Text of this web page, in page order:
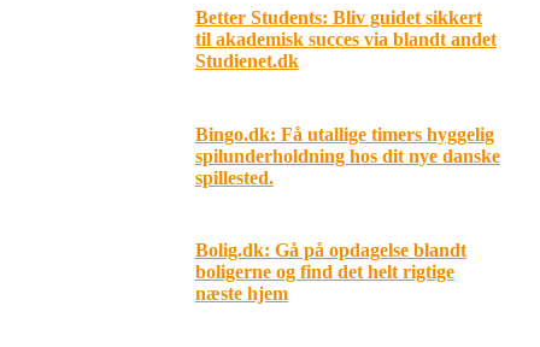
Better Students: Bliv guidet sikkert
til akademisk succes via blandt andet
Studienet.dk
Bingo.dk: Få utallige timers hyggelig
spilunderholdning hos dit nye danske
spillested.
Bolig.dk: Gå på opdagelse blandt
boligerne og find det helt rigtige
næste hjem